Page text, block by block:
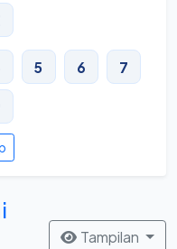
5 6 7
Tampilan